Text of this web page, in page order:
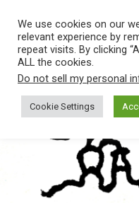
AL
CONTENIDO.
We use cookies on our
relevant experience by
repeat visits. By clicking
ALL the cookies.
Do not sell my personal
Cookie Settings